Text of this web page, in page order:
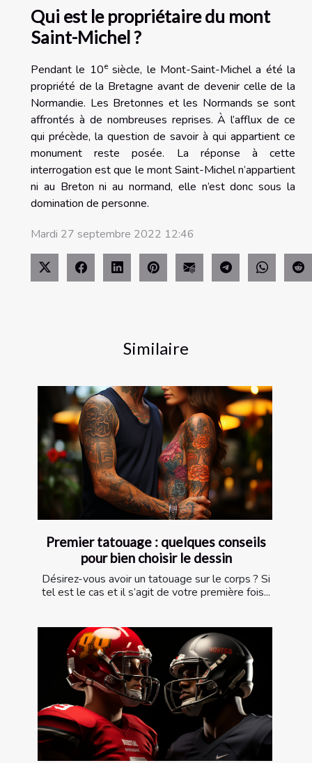
Similaire
Premier tatouage : quelques conseils
pour bien choisir le dessin
Désirez-vous avoir un tatouage sur le corps ? Si
tel est le cas et il s’agit de votre première fois...
Qui est le propriétaire du mont
Saint-Michel ?
Pendant le 10esiècle, le Mont-Saint-Michel a été la
propriété de la Bretagne avant de devenir celle de la
Normandie. Les Bretonnes et les Normands se sont
affrontés à de nombreuses reprises. À l’afflux de ce
qui précède, la question de savoir à qui appartient ce
monument reste posée. La réponse à cette
interrogation est que le mont Saint-Michel n’appartient
ni au Breton ni au normand, elle n’est donc sous la
domination de personne.
Mardi 27 septembre 2022 12:46